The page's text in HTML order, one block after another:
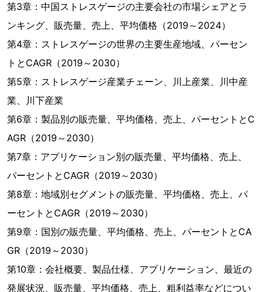
第3章：中国ストレスゲージの主要会社の市場シェアとラ
ンキング、販売量、売上、平均価格（2019～2024）
第4章：ストレスゲージの世界の主要生産地域、パーセン
トとCAGR（2019～2030）
第5章：ストレスゲージ産業チェーン、川上産業、川中産
業、川下産業
第6章：製品別の販売量、平均価格、売上、パーセントとC
AGR（2019～2030）
第7章：アプリケーション別の販売量、平均価格、売上、
パーセントとCAGR（2019～2030）
第8章：地域別セグメントの販売量、平均価格、売上、パ
ーセントとCAGR（2019～2030）
第9章：国別の販売量、平均価格、売上、パーセントとCA
GR（2019～2030）
第10章：会社概要、製品仕様、アプリケーション、最近の
発展状況、販売量、平均価格、売上、粗利益率などについ